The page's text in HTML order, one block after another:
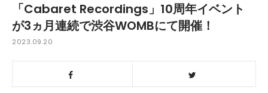
「Cabaret Recordings」10周年イベント
が3ヵ月連続で渋谷WOMBにて開催！
2023.09.20